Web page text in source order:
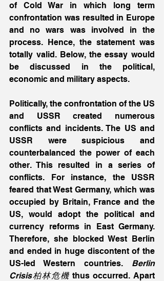
of Cold War in which long term
confrontation was resulted in Europe
and no wars was involved in the
process. Hence, the statement was
totally valid. Below, the essay would
be discussed in the political,
economic and military aspects.
Politically, the confrontation of the US
and USSR created numerous
conflicts and incidents. The US and
USSR were suspicious and
counterbalanced the power of each
other. This resulted in a series of
conflicts. For instance, the USSR
feared that West Germany, which was
occupied by Britain, France and the
US, would adopt the political and
currency reforms in East Germany.
Therefore, she blocked West Berlin
and ended in huge discontent of the
US-led Western countries. Berlin
Crisis柏林危機 thus occurred. Apart